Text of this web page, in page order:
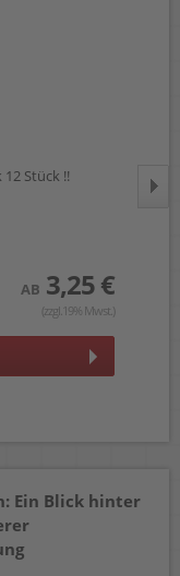
Stück !!
AB 3,25 €
(zzgl.19% Mwst.)
Ein Blick hinter